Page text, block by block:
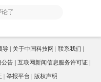
了
导 关于中国科技网
联系我们
公告
互联网新闻信息服务许可证
举报平台 版权声明